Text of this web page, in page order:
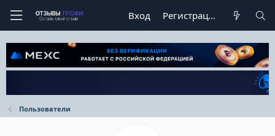
Вход Регистрация
Пользователи